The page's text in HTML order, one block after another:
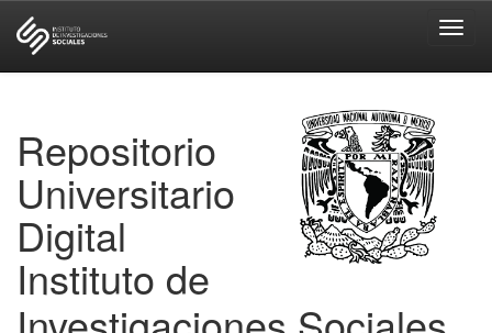
Repositorio
Universitario
Digital
Instituto de